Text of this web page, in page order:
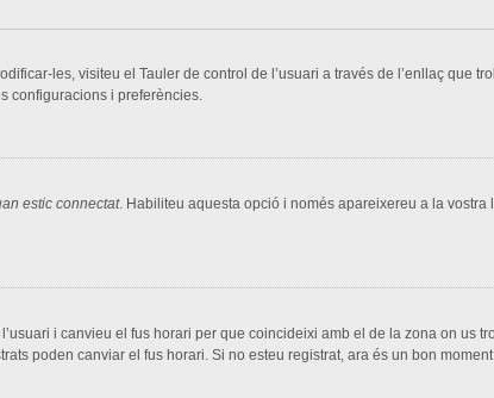
les, visiteu el Tauler de control de l’usuari a través de l’enllaç que
configuracions i preferències.
estic connectat. Habiliteu aquesta opció i només apareixereu a la vostra
i canvieu el fus horari per que coincideixi amb el de la zona on us
poden canviar el fus horari. Si no esteu registrat, ara és un bon